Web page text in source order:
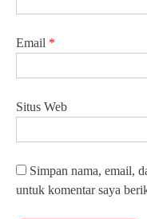
Email *
Situs Web
Simpan nama, email,
untuk komentar saya